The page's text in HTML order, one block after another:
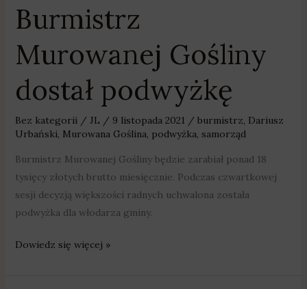
Burmistrz
Murowanej Gośliny
dostał podwyżkę
Bez kategorii/ JL / 9 listopada 2021 / burmistrz, Dariusz
Urbański, Murowana Goślina, podwyżka, samorząd
Burmistrz Murowanej Gośliny będzie zarabiał ponad 18
tysięcy złotych brutto miesięcznie. Podczas czwartkowej
sesji decyzją większości radnych uchwalona została
podwyżka dla włodarza gminy.
Dowiedz się więcej »